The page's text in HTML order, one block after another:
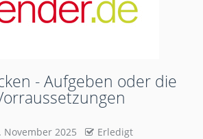
- Aufgeben oder die
November 2025 Erledigt